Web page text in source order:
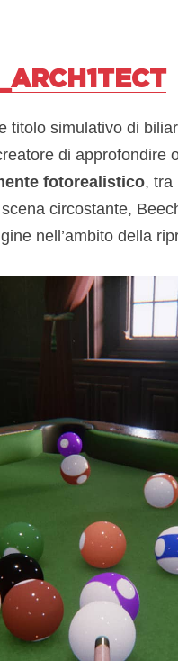
titolo simulativo di
di approfondire
fotorealistico, tra
circostante,
nell’ambito della